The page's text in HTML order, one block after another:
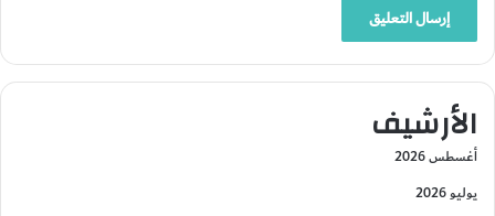
الأرشيف
أغسطس 2026
يوليو 2026